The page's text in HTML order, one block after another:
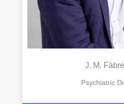
J. M.
Psychiatric